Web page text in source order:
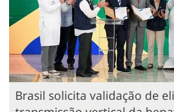
Brasil solicita validação de